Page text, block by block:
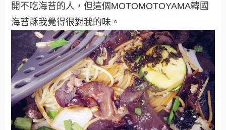
開不吃海苔的人，但這個MOTOMOTOYAMA韓國
海苔酥我覺得很對我的味 。